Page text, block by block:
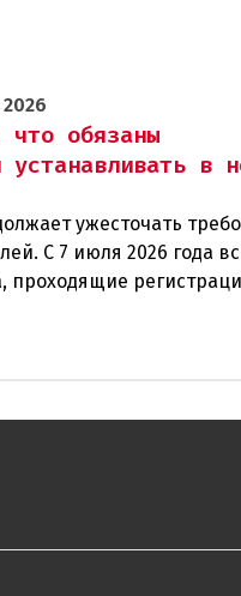
обязаны
устанавливать в
ужесточать
С 7 июля 2026 года
проходящие
порядке должны